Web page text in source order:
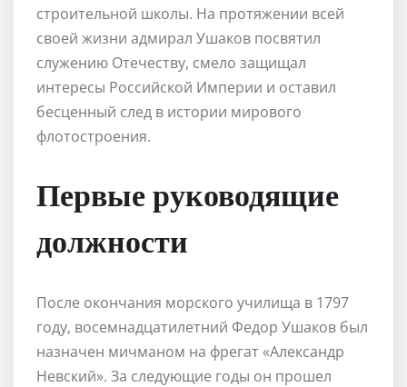
строительной школы. На протяжении всей
своей жизни адмирал Ушаков посвятил
служению Отечеству, смело защищал
интересы Российской Империи и оставил
бесценный след в истории мирового
флотостроения.
Первые руководящие
должности
После окончания морского училища в 1797
году, восемнадцатилетний Федор Ушаков был
назначен мичманом на фрегат «Александр
Невский». За следующие годы он прошел